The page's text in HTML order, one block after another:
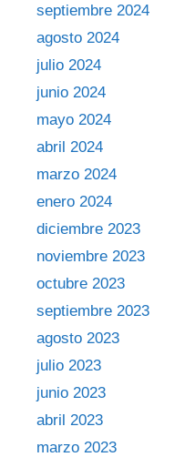
septiembre 2024
agosto 2024
julio 2024
junio 2024
mayo 2024
abril 2024
marzo 2024
enero 2024
diciembre 2023
noviembre 2023
octubre 2023
septiembre 2023
agosto 2023
julio 2023
junio 2023
abril 2023
marzo 2023